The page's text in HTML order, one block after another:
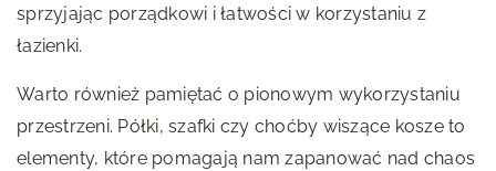
sprzyjając porządkowi i łatwości w korzystaniu z
łazienki.
Warto również pamiętać o pionowym wykorzystaniu
przestrzeni. Półki, szafki czy choćby wiszące kosze to
elementy, które pomagają nam zapanować nad chaos